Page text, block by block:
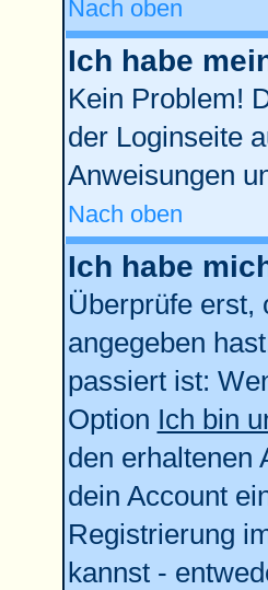
Nach oben
Ich habe
Kein Problem!
der Loginseite
Anweisungen
Nach oben
Ich habe
Überprüfe erst,
angegeben
passiert ist:
Option Ich bin
den erhaltenen
dein Account
Registrierung
kannst -